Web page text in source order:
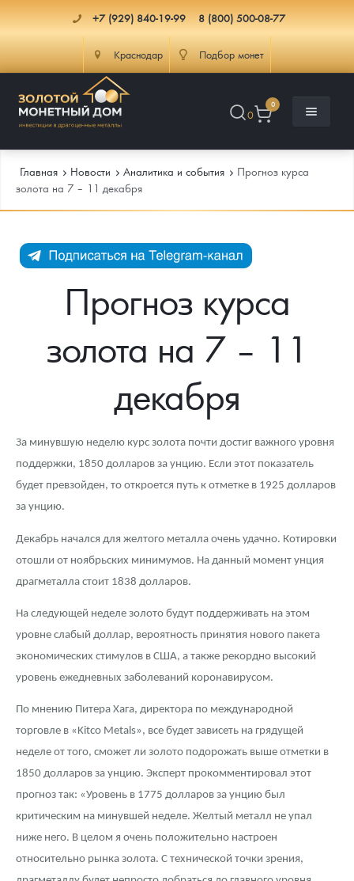
+7 (929) 840-19-99 8 (800) 500-08-77
Краснодар Подбор монет
0
0
Каталог Монет
Инвестиционные монеты
Монеты Царской России
Монеты стран мира после 1950г
Георгий Победоносец
Золотой червонец Сеятель
Золотые слитки
Аксессуары
Гарри Поттер
Год Лошади
Флот: ледоколы и корабли
Ювелирные изделия
Русская нумизматика
Золотая карманная галерея
Монеты и жетоны из недрагоценных металлов
Книги по нумизматике
Инфо
Как сделать заказ
Выкуп монет
Выкуп серебряных монет
Вопрос - ответ
Памятка для работы с монетами из драгметаллов
Условия возврата
Монеты
Политика конфиденциальности
Положение по обработке и защите персональных данных
Распродажа монет и жетонов
Итоги 2025 года. Прогноз курсов золота, серебра, платины на
2026 год
Cтатьи
Георгий Победоносец - динамика цен
Курс золота и серебра
Лом выкуп
Скупка слитков
Контакты
О нас
Наши преимущества
Письмо директору
Пресс-служба
Главная Новости Аналитика и события
Прогноз курса
золота на 7 – 11 декабря
Прогноз курса
золота на 7 – 11
декабря
За минувшую неделю курс золота почти достиг важного уровня
поддержки, 1850 долларов за унцию. Если этот показатель
будет превзойден, то откроется путь к отметке в 1925 долларов
за унцию.
Декабрь начался для желтого металла очень удачно. Котировки
отошли от ноябрьских минимумов. На данный момент унция
драгметалла стоит 1838 долларов.
На следующей неделе золото будут поддерживать на этом
уровне слабый доллар, вероятность принятия нового пакета
экономических стимулов в США, а также рекордно высокий
уровень ежедневных заболеваний коронавирусом.
По мнению Питера Хага, директора по международной
торговле в «Kitco Metals», все будет зависеть на грядущей
неделе от того, сможет ли золото подорожать выше отметки в
1850 долларов за унцию. Эксперт прокомментировал этот
прогноз так: «Уровень в 1775 долларов за унцию был
критическим на минувшей неделе. Желтый металл не упал
ниже него. В целом я очень положительно настроен
относительно рынка золота. С технической точки зрения,